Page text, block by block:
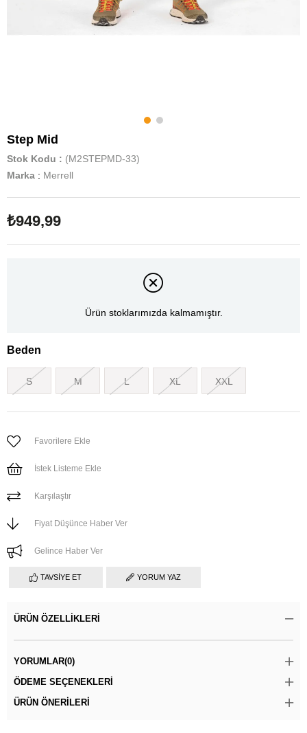
Step Mid
Stok Kodu
(M2STEPMD-33)
Marka : Merrell
₺949,99
Ürün stoklarımızda kalmamıştır.
Beden
S M L XL XXL
Favorilere Ekle
İstek Listeme Ekle
Karşılaştır
Fiyat Düşünce Haber Ver
Gelince Haber Ver
TAVSIYE ET YORUM YAZ
ÜRÜN ÖZELLIKLERI
YORUMLAR(0)
ÖDEME SEÇENEKLERI
ÜRÜN ÖNERILERI